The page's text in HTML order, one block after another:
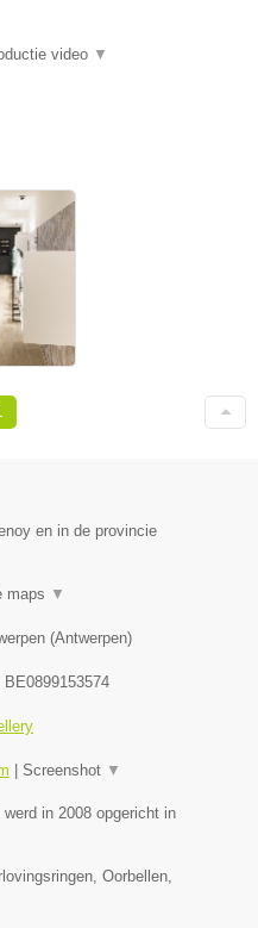
video ▼
en in de provincie
maps ▼
(Antwerpen)
BE0899153574
Screenshot ▼
in 2008 opgericht in
Oorbellen,